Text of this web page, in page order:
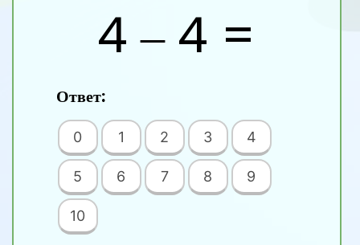
4 ‒ 4 =
Ответ:
0 1 2 3 4
5 6 7 8 9
10